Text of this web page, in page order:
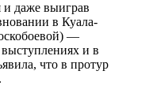
даже выиграв
в Куала-
—
и в
что в протур